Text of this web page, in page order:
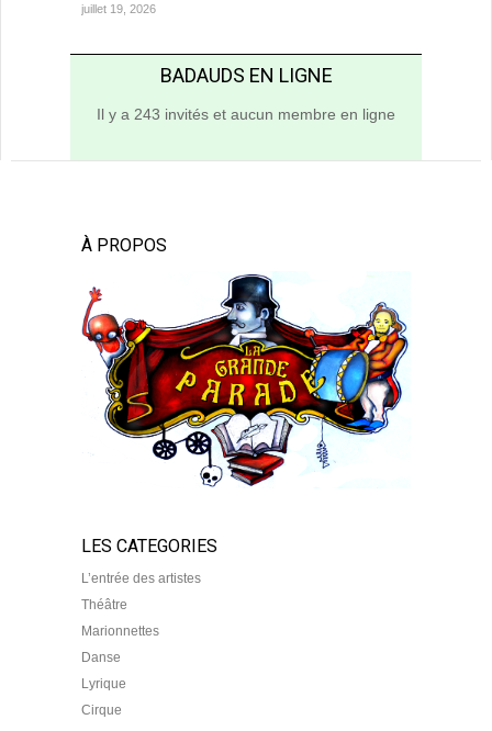
juillet 19, 2026
BADAUDS EN LIGNE
Il y a 243 invités et aucun membre en ligne
À PROPOS
LES CATEGORIES
L’entrée des artistes
Théâtre
Marionnettes
Danse
Lyrique
Cirque